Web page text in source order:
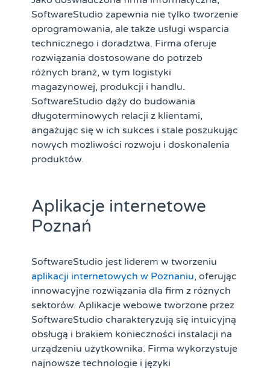
SoftwareStudio zapewnia nie tylko tworzenie
oprogramowania, ale także usługi wsparcia
technicznego i doradztwa. Firma oferuje
rozwiązania dostosowane do potrzeb
różnych branż, w tym logistyki
magazynowej, produkcji i handlu.
SoftwareStudio dąży do budowania
długoterminowych relacji z klientami,
angażując się w ich sukces i stale poszukując
nowych możliwości rozwoju i doskonalenia
produktów.
Aplikacje internetowe
Poznań
SoftwareStudio jest liderem w tworzeniu
aplikacji internetowych w Poznaniu, oferując
innowacyjne rozwiązania dla firm z różnych
sektorów. Aplikacje webowe tworzone przez
SoftwareStudio charakteryzują się intuicyjną
obsługą i brakiem konieczności instalacji na
urządzeniu użytkownika. Firma wykorzystuje
najnowsze technologie i języki